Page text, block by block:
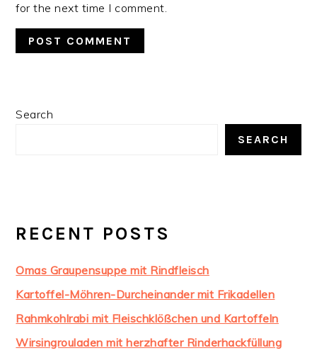
for the next time I comment.
PRIMARY
Search
SEARCH
RECENT POSTS
Omas Graupensuppe mit Rindfleisch
Kartoffel-Möhren-Durcheinander mit Frikadellen
Rahmkohlrabi mit Fleischklößchen und Kartoffeln
Wirsingrouladen mit herzhafter Rinderhackfüllung